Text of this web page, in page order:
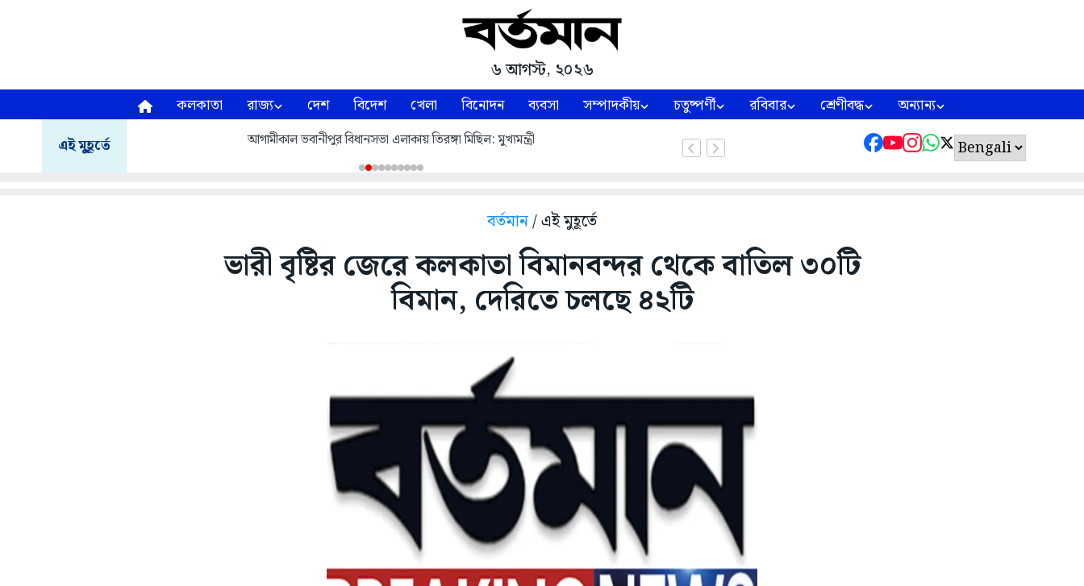
৬ আগস্ট, ২০২৬
কলকাতা রাজ্য দেশ বিদেশ খেলা বিনোদন ব্যবসা সম্পাদকীয় চতুষ্পর্ণী রবিবার শ্রেণীবদ্ধ অন্যান্য
এই মুহূর্তে আগামীকাল ভবানীপুর বিধানসভা এলাকায় তিরঙ্গা মিছিল: মুখ্যমন্ত্রী
বর্তমান/ এই মুহূর্তে
ভারী বৃষ্টির জেরে কলকাতা বিমানবন্দর থেকে বাতিল ৩০টি
বিমান, দেরিতে চলছে ৪২টি